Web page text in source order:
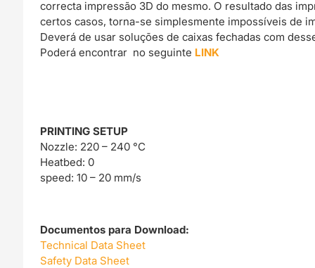
correcta impressão 3D do mesmo. O resultado das
certos casos, torna-se simplesmente impossíveis de
Deverá de usar soluções de caixas fechadas com
Poderá encontrar no seguinte LINK
PRINTING SETUP
Nozzle: 220 – 240 °C
Heatbed: 0
speed: 10 – 20 mm/s
Documentos para Download:
Technical Data Sheet
Safety Data Sheet